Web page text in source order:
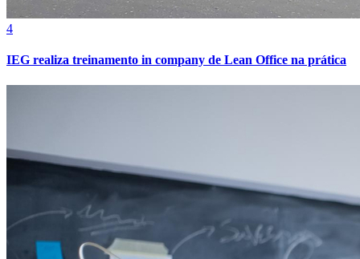
Atlético-MG
4
IEG realiza treinamento in company de Lean Office na prática